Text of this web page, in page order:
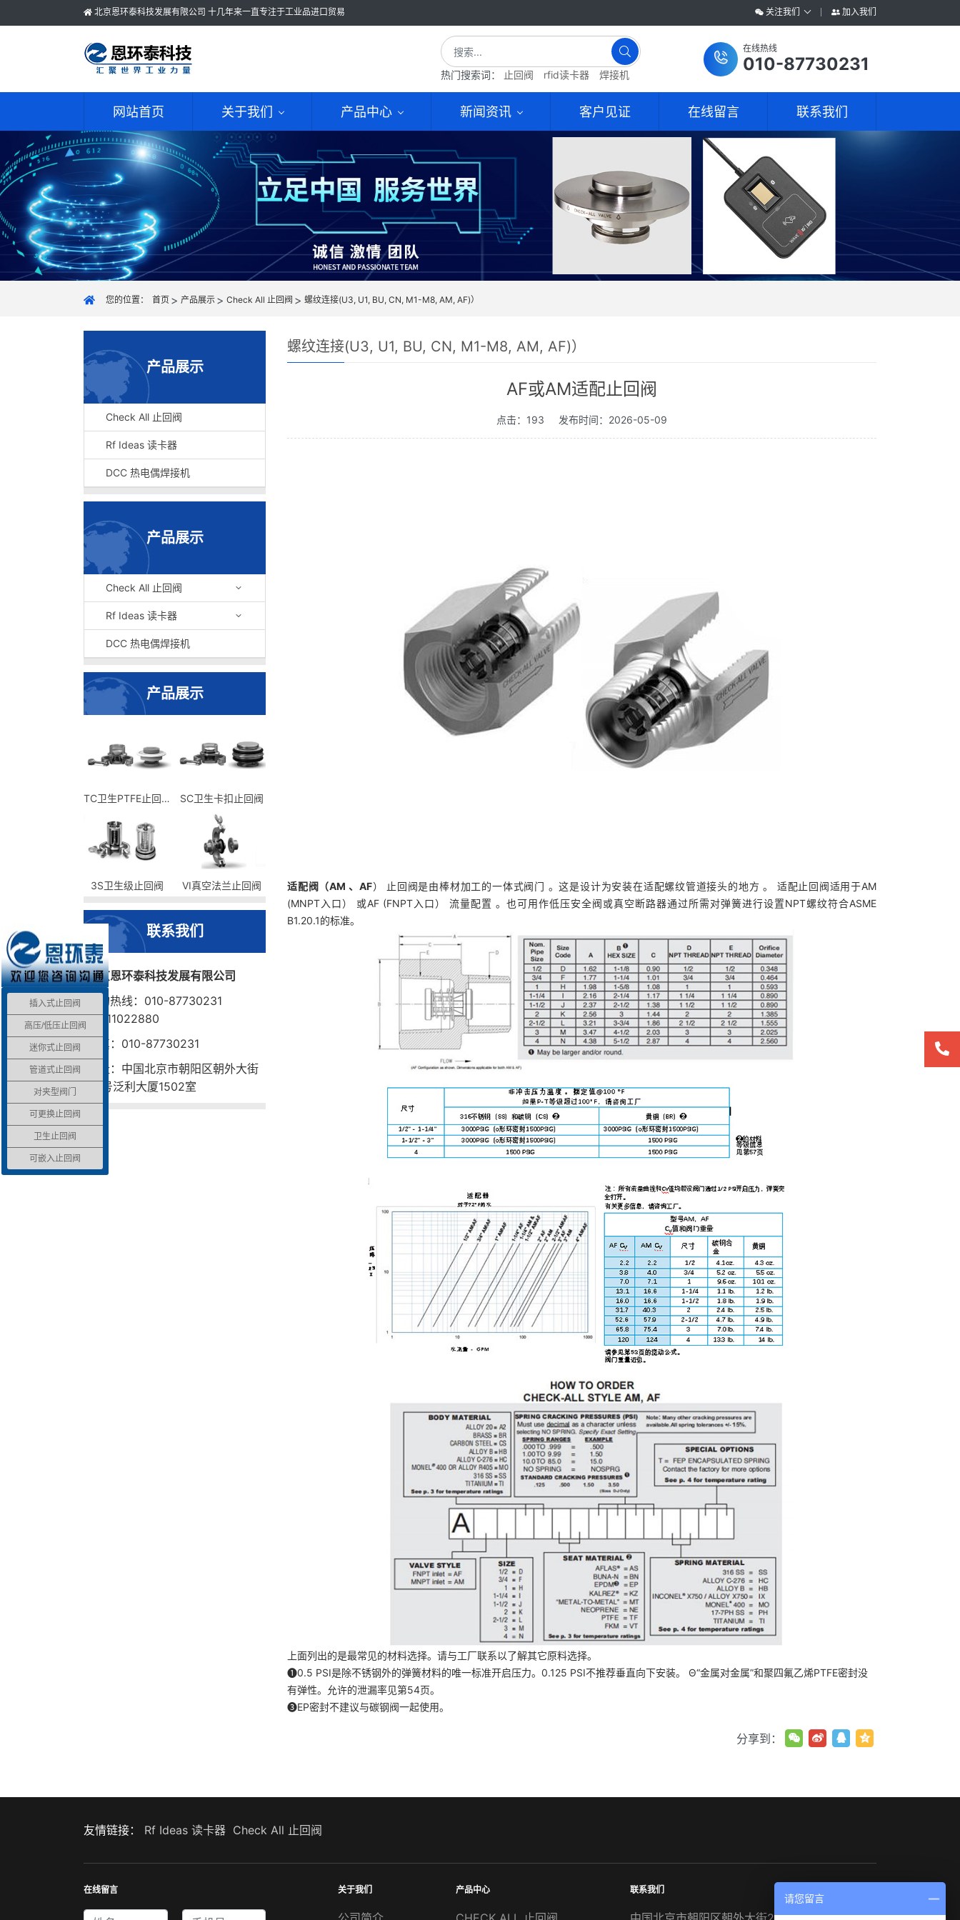
北京恩环泰科技发展有限公司 十几年来一直专注于工业品进口贸易 关注我们 加入我们
热门搜索词： 止回阀 rfid读卡器 焊接机
在线热线
010-87730231
网站首页 关于我们 产品中心 新闻资讯 客户见证 在线留言 联系我们
您的位置： 首页 产品展示 Check All 止回阀 螺纹连接(U3, U1, BU, CN, M1-M8, AM, AF)）
产品展示
Check All 止回阀
Rf Ideas 读卡器
DCC 热电偶焊接机
产品展示
Check All 止回阀
Rf Ideas 读卡器
DCC 热电偶焊接机
产品展示
TC卫生PTFE止回阀 SC卫生卡扣止回阀
3S卫生级止回阀 VI真空法兰止回阀
联系我们
北京恩环泰科技发展有限公司
咨询热线：010-87730231
15611022880
传真：010-87730231
地址：中国北京市朝阳区朝外大街
22号泛利大厦1502室
螺纹连接(U3, U1, BU, CN, M1-M8, AM, AF)）
AF或AM适配止回阀
点击：193 发布时间：2026-05-09
适配阀（AM 、 AF） 止回阀是由棒材加工的一体式阀门 。这是设计为安装在适配螺纹管道接头的地方 。 适配止回阀适用于AM
(MNPT入口） 或AF (FNPT入口） 流量配置 。也可用作低压安全阀或真空断路器通过所需对弹簧进行设置NPT螺纹符合ASME
B1.20.1的标准。
上面列出的是最常见的材料选择。请与工厂联系以了解其它原料选择。
➊0.5 PSI是除不锈钢外的弹簧材料的唯一标准开启压力。0.125 PSI不推荐垂直向下安装。 Θ“金属对金属”和聚四氟乙烯PTFE密封没
有弹性。允许的泄漏率见第54页。
➌EP密封不建议与碳钢阀一起使用。
分享到：
友情链接： Rf Ideas 读卡器 Check All 止回阀
在线留言 关于我们 产品中心 联系我们
插入式止回阀
高压/低压止回阀
迷你式止回阀
管道式止回阀
对夹型阀门
可更换止回阀
卫生止回阀
可嵌入止回阀
请您留言